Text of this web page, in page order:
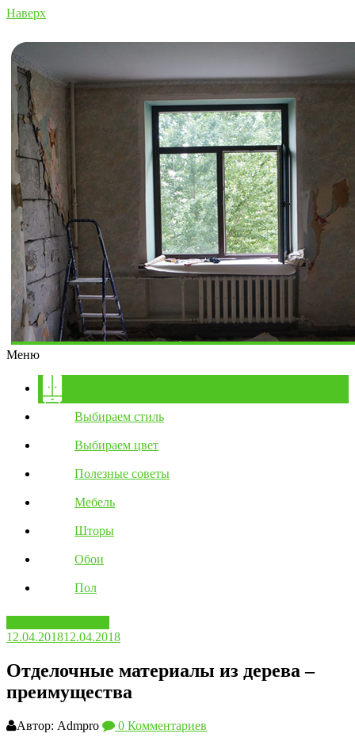
Наверх
Меню
Выбираем стиль
Выбираем цвет
Полезные советы
Мебель
Шторы
Обои
Пол
12.04.201812.04.2018
Отделочные материалы из дерева –
преимущества
Автор: Admpro
0 Комментариев